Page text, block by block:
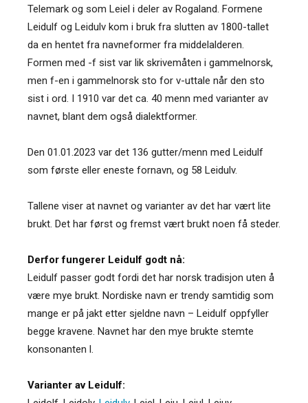
Telemark og som Leiel i deler av Rogaland. Formene
Leidulf og Leidulv kom i bruk fra slutten av 1800-tallet
da en hentet fra navneformer fra middelalderen.
Formen med -f sist var lik skrivemåten i gammelnorsk,
men f-en i gammelnorsk sto for v-uttale når den sto
sist i ord. I 1910 var det ca. 40 menn med varianter av
navnet, blant dem også dialektformer.
Den 01.01.2023 var det 136 gutter/menn med Leidulf
som første eller eneste fornavn, og 58 Leidulv.
Tallene viser at navnet og varianter av det har vært lite
brukt. Det har først og fremst vært brukt noen få steder.
Derfor fungerer Leidulf godt nå:
Leidulf passer godt fordi det har norsk tradisjon uten å
være mye brukt. Nordiske navn er trendy samtidig som
mange er på jakt etter sjeldne navn – Leidulf oppfyller
begge kravene. Navnet har den mye brukte stemte
konsonanten l.
Varianter av Leidulf: